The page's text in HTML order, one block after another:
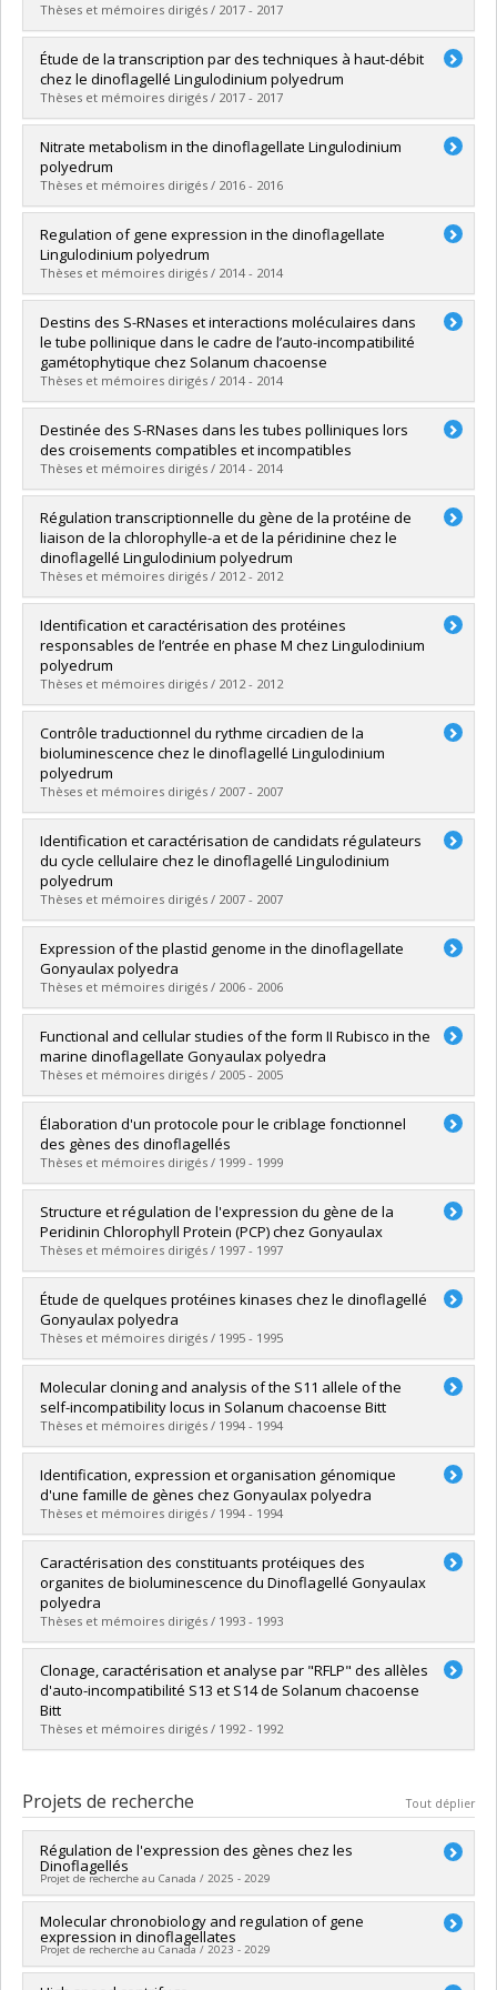
Cycle : Doctorat
Diplôme obtenu :Ph. D.
Lien vers le document dans Papyrus
Thèses et mémoires dirigés / 2017 - 2017
Diplômé(e) :Benribague, Siham
Cycle :Maîtrise
Diplôme obtenu :M. Sc.
Lien vers le document dans Papyrus
Étude de la transcription par des techniques à haut-débit
chez le dinoflagellé Lingulodinium polyedrum
Thèses et mémoires dirigés / 2017 - 2017
Diplômé(e) :Beauchemin, Mathieu
Cycle :Doctorat
Diplôme obtenu :Ph. D.
Lien vers le document dans Papyrus
Nitrate metabolism in the dinoflagellate Lingulodinium
polyedrum
Thèses et mémoires dirigés / 2016 - 2016
Diplômé(e) :Dagenais Bellefeuille, Steve DB.
Cycle :Doctorat
Diplôme obtenu :Ph. D.
Lien vers le document dans Papyrus
Regulation of gene expression in the dinoflagellate
Lingulodinium polyedrum
Thèses et mémoires dirigés / 2014 - 2014
Diplômé(e) :Roy, Sougata
Cycle : Doctorat
Diplôme obtenu :Ph. D.
Lien vers le document dans Papyrus
Destins des S-RNases et interactions moléculaires dans
le tube pollinique dans le cadre de l’auto-incompatibilité
gamétophytique chez Solanum chacoense
Thèses et mémoires dirigés / 2014 - 2014
Diplômé(e) : Soulard, Jonathan
Cycle :Doctorat
Diplôme obtenu :Ph. D.
Lien vers le document dans Papyrus
Destinée des S-RNases dans les tubes polliniques lors
des croisements compatibles et incompatibles
Thèses et mémoires dirigés / 2014 - 2014
Diplômé(e) :Boivin, Nicolas
Cycle : Maîtrise
Diplôme obtenu :M. Sc.
Lien vers le document dans Papyrus
Régulation transcriptionnelle du gène de la protéine de
liaison de la chlorophylle-a et de la péridinine chez le
dinoflagellé Lingulodinium polyedrum
Thèses et mémoires dirigés / 2012 - 2012
Diplômé(e) : Beauchemin, Mathieu
Cycle :Maîtrise
Diplôme obtenu :
Lien vers le document dans Papyrus
Identification et caractérisation des protéines
responsables de l’entrée en phase M chez Lingulodinium
polyedrum
Thèses et mémoires dirigés / 2012 - 2012
Diplômé(e) :Daoust, Philippe
Cycle :Maîtrise
Diplôme obtenu :
Lien vers le document dans Papyrus
Contrôle traductionnel du rythme circadien de la
bioluminescence chez le dinoflagellé Lingulodinium
polyedrum
Thèses et mémoires dirigés / 2007 - 2007
Diplômé(e) : Lapointe, Mathieu
Cycle :Maîtrise
Diplôme obtenu :
Lien vers le document dans Papyrus
Identification et caractérisation de candidats régulateurs
du cycle cellulaire chez le dinoflagellé Lingulodinium
polyedrum
Thèses et mémoires dirigés / 2007 - 2007
Diplômé(e) :Bertomeu, Thierry
Cycle :Doctorat
Diplôme obtenu :Ph. D.
Lien vers le document dans Papyrus
Expression of the plastid genome in the dinoflagellate
Gonyaulax polyedra
Thèses et mémoires dirigés / 2006 - 2006
Diplômé(e) :Wang, Yunling
Cycle :Doctorat
Diplôme obtenu :Ph. D.
Lien vers le document dans Papyrus
Functional and cellular studies of the form II Rubisco in the
marine dinoflagellate Gonyaulax polyedra
Thèses et mémoires dirigés / 2005 - 2005
Diplômé(e) :Nassoury, Nasha
Cycle :Doctorat
Diplôme obtenu :Ph. D.
Lien vers le document dans Papyrus
Élaboration d'un protocole pour le criblage fonctionnel
des gènes des dinoflagellés
Thèses et mémoires dirigés / 1999 - 1999
Diplômé(e) :Chaput, Hélène
Cycle :Maîtrise
Diplôme obtenu :M. Sc.
Lien vers le document dans Papyrus
Structure et régulation de l'expression du gène de la
Peridinin Chlorophyll Protein (PCP) chez Gonyaulax
Thèses et mémoires dirigés / 1997 - 1997
Diplômé(e) :Le, Quang Hien
Cycle :Maîtrise
Diplôme obtenu :M. Sc.
Lien vers le document dans Papyrus
Étude de quelques protéines kinases chez le dinoflagellé
Gonyaulax polyedra
Thèses et mémoires dirigés / 1995 - 1995
Diplômé(e) :Salois, Patrick
Cycle :Maîtrise
Diplôme obtenu :M. Sc.
Lien vers le document dans Papyrus
Molecular cloning and analysis of the S11 allele of the
self-incompatibility locus in Solanum chacoense Bitt
Thèses et mémoires dirigés / 1994 - 1994
Diplômé(e) : Saba El Leil, Marc K.
Cycle :Maîtrise
Diplôme obtenu :M. Sc.
Lien vers le document dans Papyrus
Identification, expression et organisation génomique
d'une famille de gènes chez Gonyaulax polyedra
Thèses et mémoires dirigés / 1994 - 1994
Diplômé(e) :Machabée, Sylvie
Cycle :Maîtrise
Diplôme obtenu :
Lien vers le document dans Papyrus
Caractérisation des constituants protéiques des
organites de bioluminescence du Dinoflagellé Gonyaulax
polyedra
Thèses et mémoires dirigés / 1993 - 1993
Diplômé(e) :Desjardins, Michel
Cycle :Maîtrise
Diplôme obtenu :
Lien vers le document dans Papyrus
Clonage, caractérisation et analyse par "RFLP" des allèles
d'auto-incompatibilité S13 et S14 de Solanum chacoense
Bitt
Thèses et mémoires dirigés / 1992 - 1992
Cycle : Maîtrise
Diplôme obtenu :M. Sc.
Lien vers le document dans Papyrus
Projets de recherche Tout déplier
Régulation de l'expression des gènes chez les
Dinoflagellés
Projet de recherche au Canada / 2025 - 2029
Chercheur principal : David Morse
Co-chercheurs :Bernd Franz Lang,
Sources de financement :
Molecular chronobiology and regulation of gene
expression in dinoflagellates
Projet de recherche au Canada / 2023 - 2029